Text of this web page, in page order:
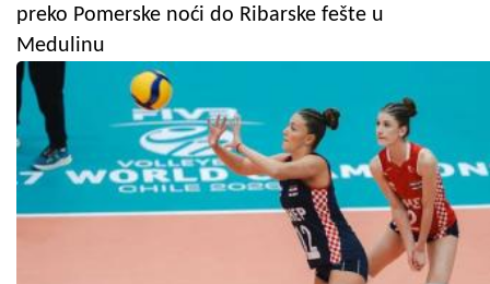
preko Pomerske noći do Ribarske fešte u
Medulinu